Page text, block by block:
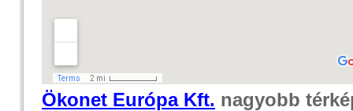
Ökonet Európa Kft. nagyobb